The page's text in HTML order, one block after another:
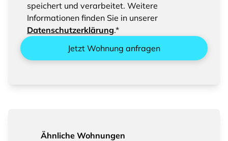
speichert und verarbeitet. Weitere
Informationen finden Sie in unserer
Datenschutzerklärung.*
Jetzt Wohnung anfragen
Ähnliche Wohnungen